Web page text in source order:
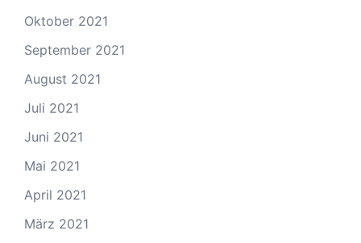
Oktober 2021
September 2021
August 2021
Juli 2021
Juni 2021
Mai 2021
April 2021
März 2021